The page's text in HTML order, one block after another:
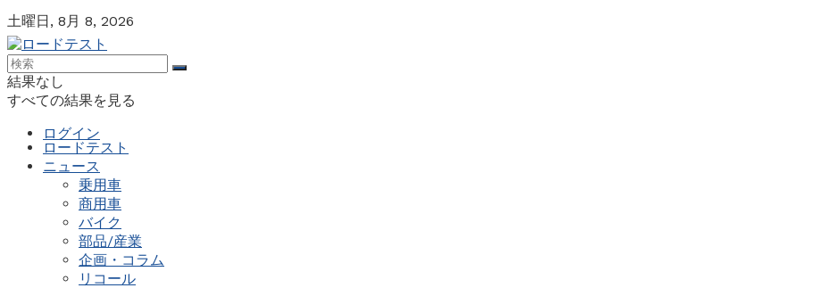
土曜日, 8月 8, 2026
結果なし
すべての結果を見る
ログイン
ロードテスト
ニュース
乗用車
商用車
バイク
部品/産業
企画・コラム
リコール